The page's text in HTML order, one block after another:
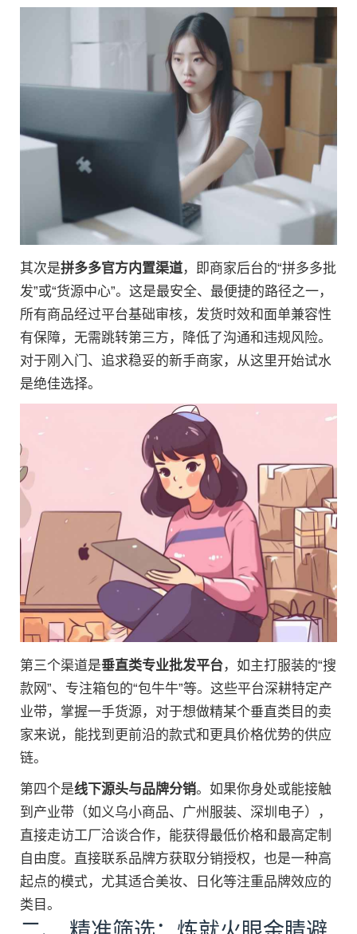
其次是拼多多官方内置渠道，即商家后台的“拼多多批
发”或“货源中心”。这是最安全、最便捷的路径之一，
所有商品经过平台基础审核，发货时效和面单兼容性
有保障，无需跳转第三方，降低了沟通和违规风险。
对于刚入门、追求稳妥的新手商家，从这里开始试水
是绝佳选择。
第三个渠道是垂直类专业批发平台，如主打服装的“搜
款网”、专注箱包的“包牛牛”等。这些平台深耕特定产
业带，掌握一手货源，对于想做精某个垂直类目的卖
家来说，能找到更前沿的款式和更具价格优势的供应
链。
第四个是线下源头与品牌分销。如果你身处或能接触
到产业带（如义乌小商品、广州服装、深圳电子），
直接走访工厂洽谈合作，能获得最低价格和最高定制
自由度。直接联系品牌方获取分销授权，也是一种高
起点的模式，尤其适合美妆、日化等注重品牌效应的
类目。